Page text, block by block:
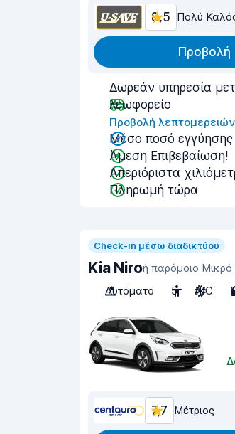
8,5 Πολύ
Προβολή
Δωρεάν υπηρεσία
λεωφορείο
Προβολή
Μέσο ποσό εγγύησης
Άμεση Επιβεβαίωση!
Απεριόριστα
Πληρωμή τώρα
Check-in μέσω διαδικτύου
Kia Niroή παρόμοιο Μικρό
Αυτόματο
5 A/C
7,7 Μέτριος